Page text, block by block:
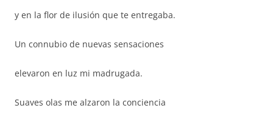
y en la flor de ilusión que te entregaba.
Un connubio de nuevas sensaciones
elevaron en luz mi madrugada.
Suaves olas me alzaron la conciencia